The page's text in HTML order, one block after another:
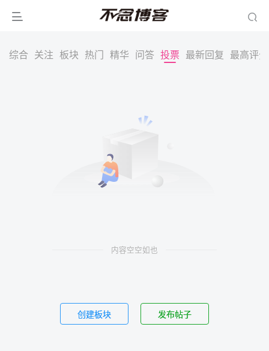
综合 关注 板块 热门 精华 问答 投票 最新回复 最高评分
内容空空如也
创建板块 发布帖子